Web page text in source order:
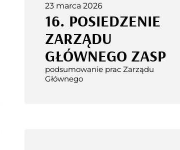
23 marca 2026
16. POSIEDZENIE
ZARZĄDU
GŁÓWNEGO ZASP
podsumowanie prac Zarządu
Głównego